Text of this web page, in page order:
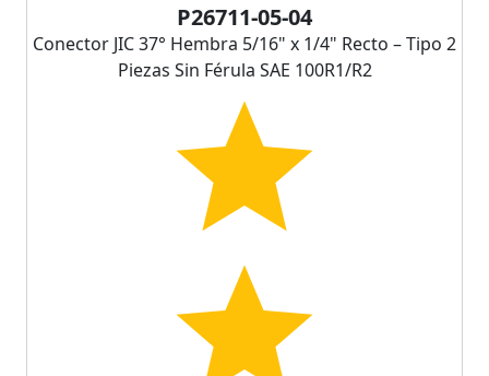
P26711-05-04
Conector JIC 37° Hembra 5/16" x 1/4" Recto – Tipo 2
Piezas Sin Férula SAE 100R1/R2